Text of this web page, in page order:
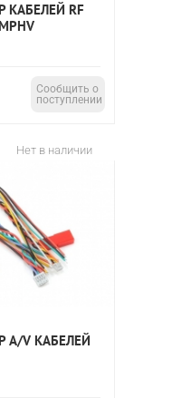
КАБЕЛЕЙ RF
Сообщить о
поступлении
Нет в наличии
A/V КАБЕЛЕЙ